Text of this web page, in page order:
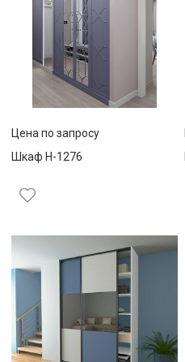
Цена по запросу
Шкаф Н-1276